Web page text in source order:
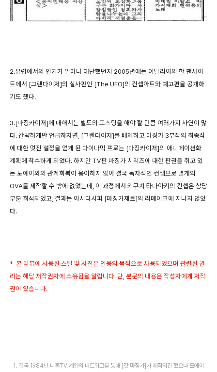
2.유럽에서의 인기가 얼마나 대단했던지 2005년에는 이탈리아의 한 팬사이
트에서 [그렌다이저]의 실사판인 [The UFO]의 컨셉아트와 예고편을 공개하
기도 했다.
3.[마징카이저]에 대해서는 별도의 포스팅을 해야 할 만큼 여러가지 사연이 많
다. 간략하게만 언급하자면, [그렌다이저]를 배제하고 마징가 3부작의 최종작
에 대한 멋진 설정을 얻게 된 다이나믹 프로는 [마징카이저]의 애니메이션화
계획에 착수하게 되었다. 하지만 TV판 마징가 시리즈에 대한 판권을 쥐고 있
는 도에이와의 관계회복이 용이하지 않아 결국 독자적인 컨셉으로 별개의
OVA를 제작할 수 밖에 없었는데, 이 과정에서 키쿠치 타다아키의 컨셉은 상당
부분 희석되었고, 결과는 아시다시피 [마징가제트]의 리메이크에 지나지 않았
다.
* 본 리뷰에 사용된 스틸 및 사진은 인용의 목적으로 사용되었으며 관련된 권
리는 해당 저작권자에 소유됨을 알립니다. 단, 본문의 내용은 작성자에게 저작
권이 있습니다.
결국 1984년 니혼TV 계열의 네트워크를 통해 [갓 마징가]가 제작되긴 했으나 도에이